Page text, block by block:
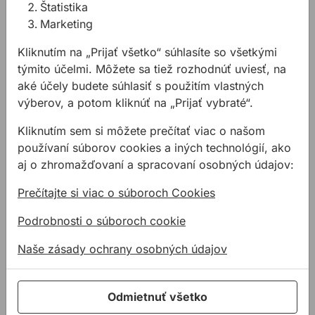
dotiahnuť ? Poradíme Vám
s výberom správneho
nástroja.
Súvisiace produkty
GOLA 23080 1/4" 36ks
Štatistika
Marketing
Kliknutím na „Prijať všetko“ súhlasíte so všetkými
týmito účelmi. Môžete sa tiež rozhodnúť uviesť, na
aké účely budete súhlasiť s použitím vlastných
výberov, a potom kliknúť na „Prijať vybraté“.
Kliknutím sem si môžete prečítať viac o našom
používaní súborov cookies a iných technológií, ako
aj o zhromažďovaní a spracovaní osobných údajov:
Prečítajte si viac o súboroch Cookies
Podrobnosti o súboroch cookie
Naše zásady ochrany osobných údajov
Odmietnuť všetko